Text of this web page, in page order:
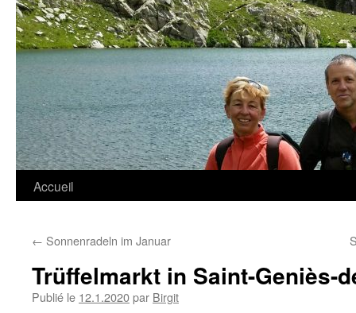
Accueil
← Sonnenradeln im Januar
Trüffelmarkt in Saint-Geniès-
Publié le 12.1.2020par Birgit